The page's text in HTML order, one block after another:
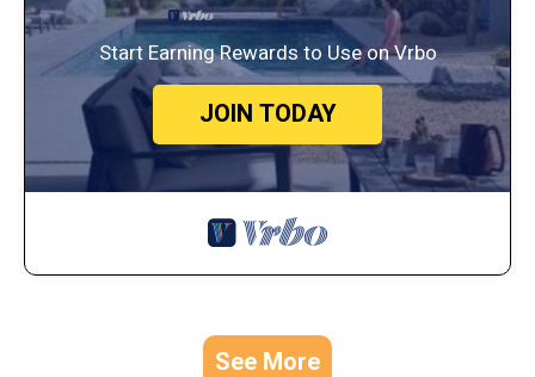
Start Earning Rewards to Use on Vrbo
JOIN TODAY
See More